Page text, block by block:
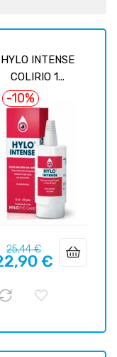
HYLO INTENSE
COLIRIO 1...
-10%
Precio
regular
25,44 €Precio
€